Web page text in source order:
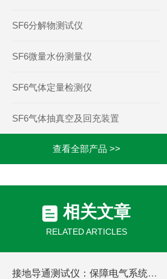
SF6分解物测试仪
SF6微量水份测量仪
SF6气体定量检测仪
SF6气体抽真空及回充装置
查看全部产品 >>
相关文章
RELATED ARTICLES
接地导通测试仪：保障电气系统稳定运行的关键工具